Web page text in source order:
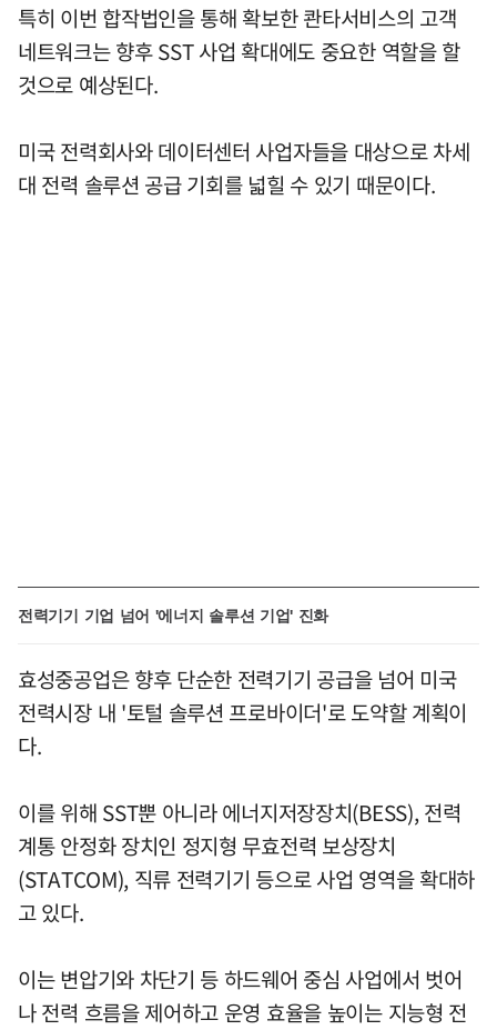
특히 이번 합작법인을 통해 확보한 콴타서비스의 고객
네트워크는 향후 SST 사업 확대에도 중요한 역할을 할
것으로 예상된다.
미국 전력회사와 데이터센터 사업자들을 대상으로 차세
대 전력 솔루션 공급 기회를 넓힐 수 있기 때문이다.
전력기기 기업 넘어 '에너지 솔루션 기업' 진화
효성중공업은 향후 단순한 전력기기 공급을 넘어 미국
전력시장 내 '토털 솔루션 프로바이더'로 도약할 계획이
다.
이를 위해 SST뿐 아니라 에너지저장장치(BESS), 전력
계통 안정화 장치인 정지형 무효전력 보상장치
(STATCOM), 직류 전력기기 등으로 사업 영역을 확대하
고 있다.
이는 변압기와 차단기 등 하드웨어 중심 사업에서 벗어
나 전력 흐름을 제어하고 운영 효율을 높이는 지능형 전